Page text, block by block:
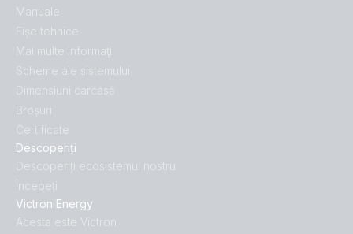
Descoperiți
Descoperiți ecosistemul nostru
Începeți
Victron Energy
Acesta este Victron
Manuale
Fișe tehnice
Mai multe informaţii
Scheme ale sistemului
Dimensiuni carcasă
Broșuri
Certificate